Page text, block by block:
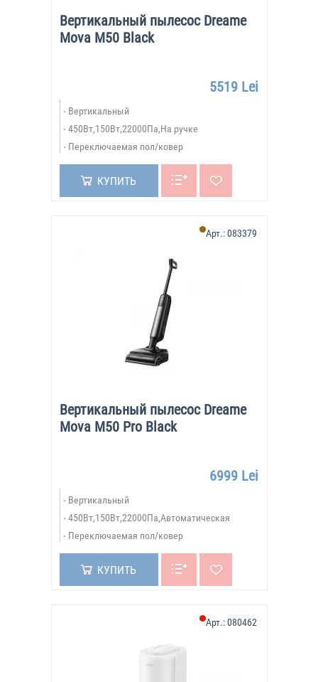
Вертикальный пылесос Dreame
Mova M50 Black
5519 Lei
Вертикальный
450Вт,150Вт,22000Па,На ручке
Переключаемая пол/ковер
КУПИТЬ
Вертикальный пылесос Dreame
Mova M50 Pro Black
Арт.:083379
6999 Lei
Вертикальный
450Вт,150Вт,22000Па,Автоматическая
Переключаемая пол/ковер
КУПИТЬ
Арт.:080462